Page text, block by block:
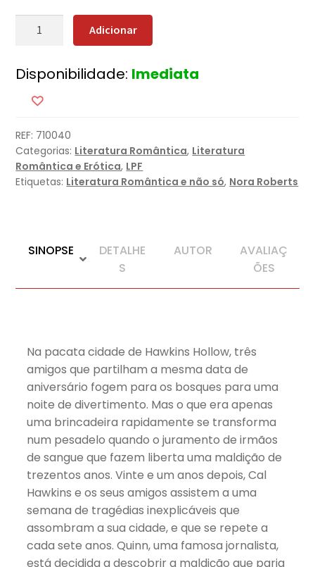
Quantidade
de
Sangue
Adicionar
Disponibilidade: Imediata
REF: 710040
Categorias: Literatura Romântica, Literatura
Romântica e Erótica, LPF
Etiquetas: Literatura Romântica e não só, Nora Roberts
SINOPSE
DETALHE
S
AUTOR
AVALIAÇ
ÕES
Na pacata cidade de Hawkins Hollow, três
amigos que partilham a mesma data de
aniversário fogem para os bosques para uma
noite de divertimento. Mas o que era apenas
uma brincadeira rapidamente se transforma
num pesadelo quando o juramento de irmãos
de sangue que fazem liberta uma maldição de
trezentos anos. Vinte e um anos depois, Cal
Hawkins e os seus amigos assistem a uma
semana de tragédias inexplicáveis que
assombram a sua cidade, e que se repete a
cada sete anos. Quinn, uma famosa jornalista,
está decidida a descobrir a maldição que paria